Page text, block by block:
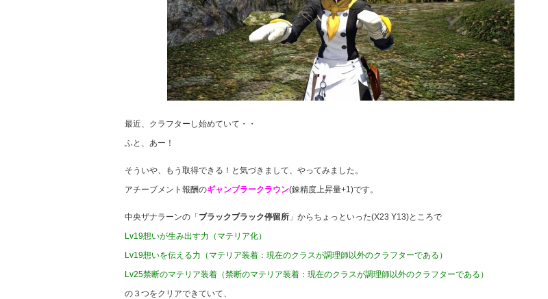
最近、クラフターし始めていて・・
ふと、あー！
そういや、もう取得できる！と気づきまして、やってみました。
アチーブメント報酬のギャンブラークラウン(錬精度上昇量+1)です。
中央ザナラーンの「 ブラックブラック停留所 」からちょっといった(X23 Y13)ところで
Lv19想いが生み出す力（マテリア化）
Lv19想いを伝える力（マテリア装着：現在のクラスが調理師以外のクラフターである）
Lv25禁断のマテリア装着（禁断のマテリア装着：現在のクラスが調理師以外のクラフターである）
の３つをクリアできていて、